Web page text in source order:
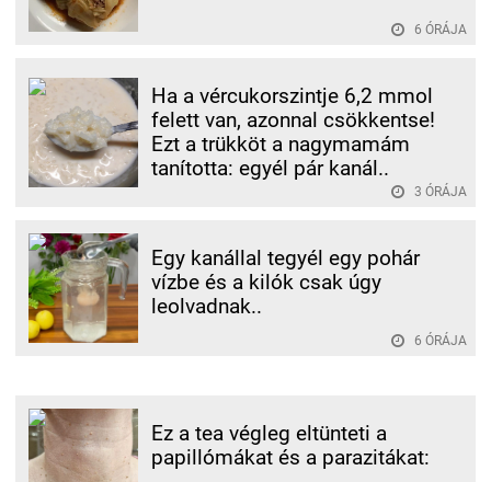
6 ÓRÁJA
Ha a vércukorszintje 6,2 mmol
felett van, azonnal csökkentse!
Ezt a trükköt a nagymamám
tanította: egyél pár kanál..
3 ÓRÁJA
Egy kanállal tegyél egy pohár
vízbe és a kilók csak úgy
leolvadnak..
6 ÓRÁJA
Ez a tea végleg eltünteti a
papillómákat és a parazitákat: